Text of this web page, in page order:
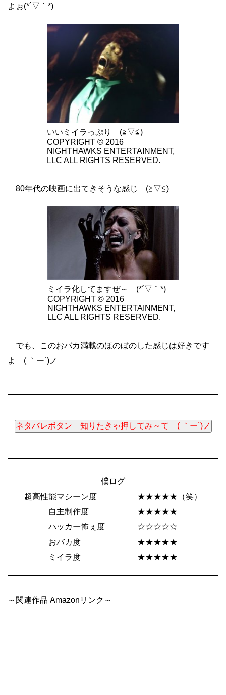
よぉ(*´▽｀*)
いいミイラっぷり (≧▽≦)
COPYRIGHT © 2016
NIGHTHAWKS ENTERTAINMENT,
LLC ALL RIGHTS RESERVED.
80年代の映画に出てきそうな感じ (≧▽≦)
ミイラ化してますぜ～ (*´▽｀*)
COPYRIGHT © 2016
NIGHTHAWKS ENTERTAINMENT,
LLC ALL RIGHTS RESERVED.
でも、このおバカ満載のほのぼのした感じは好きです
よ ( ｀ー´)ノ
ネタバレボタン 知りたきゃ押してみ～て ( ｀ー´)ノ
僕ログ
超高性能マシーン度 ★★★★★（笑）
自主制作度 ★★★★★
ハッカー怖ぇ度 ☆☆☆☆☆
おバカ度 ★★★★★
ミイラ度 ★★★★★
～関連作品 Amazonリンク～